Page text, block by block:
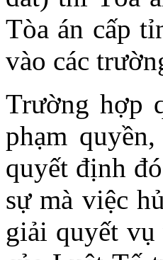
Tòa án cấp
vào các
Trường hợp
phạm
quyết định
sự mà việc
giải quyết